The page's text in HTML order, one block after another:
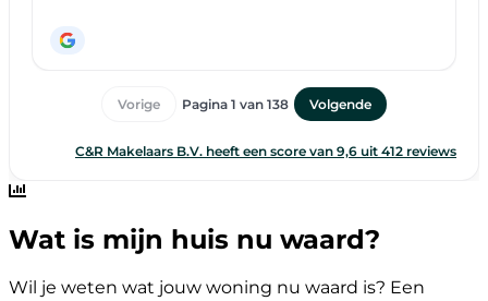
Wat is mijn huis nu waard?
Wil je weten wat jouw woning nu waard is? Een